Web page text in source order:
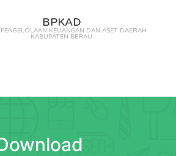
BPKAD
KEUANGAN DAN ASET DAERAH
KABUPATEN BERAU